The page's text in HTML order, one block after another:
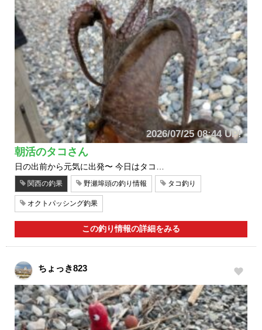
2026/07/25 08:44 UP!
朝活のタコさん
日の出前から元気に出発〜 今日はタコ…
関西の釣果 野瀬埠頭の釣り情報 タコ釣り
オクトパッシング釣果
この釣り情報の詳細をみる
ちょっき823